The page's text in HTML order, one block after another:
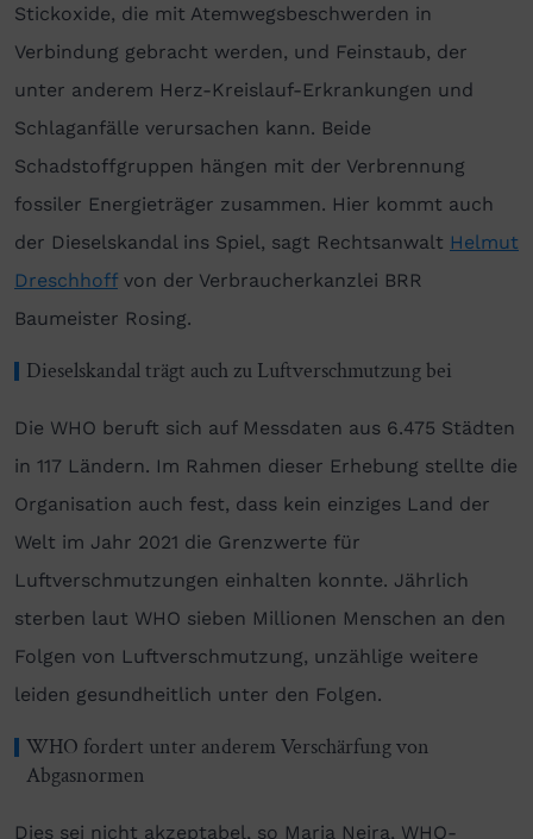
Stickoxide, die mit Atemwegsbeschwerden in
Verbindung gebracht werden, und Feinstaub, der
unter anderem Herz-Kreislauf-Erkrankungen und
Schlaganfälle verursachen kann. Beide
Schadstoffgruppen hängen mit der Verbrennung
fossiler Energieträger zusammen. Hier kommt auch
der Dieselskandal ins Spiel, sagt Rechtsanwalt Helmut
Dreschhoffvon der Verbraucherkanzlei BRR
Baumeister Rosing.
Dieselskandal trägt auch zu Luftverschmutzung bei
Die WHO beruft sich auf Messdaten aus 6.475 Städten
in 117 Ländern. Im Rahmen dieser Erhebung stellte die
Organisation auch fest, dass kein einziges Land der
Welt im Jahr 2021 die Grenzwerte für
Luftverschmutzungen einhalten konnte. Jährlich
sterben laut WHO sieben Millionen Menschen an den
Folgen von Luftverschmutzung, unzählige weitere
leiden gesundheitlich unter den Folgen.
WHO fordert unter anderem Verschärfung von
Abgasnormen
Dies sei nicht akzeptabel, so Maria Neira, WHO-